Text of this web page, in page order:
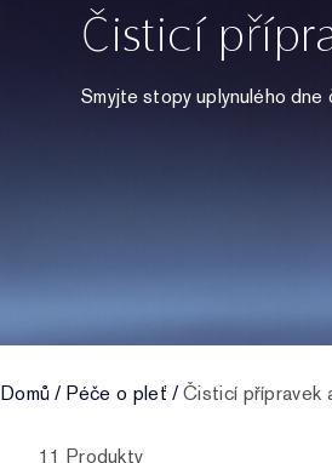
Čisticí
Smyjte stopy uplynulého dne
Domů / Péče o pleť /Čisticí přípravek
11 Produkty